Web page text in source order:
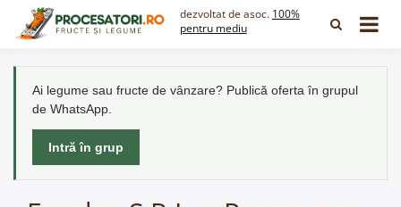
dezvoltat de asoc. 100%
pentru mediu
Ai legume sau fructe de vânzare? Publică oferta în grupul
de WhatsApp.
Intră în grup